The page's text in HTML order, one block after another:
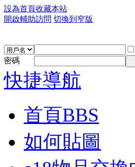
設為首頁收藏本站
開啟輔助訪問 切換到窄版
密碼
快捷導航
首頁BBS
如何貼圖